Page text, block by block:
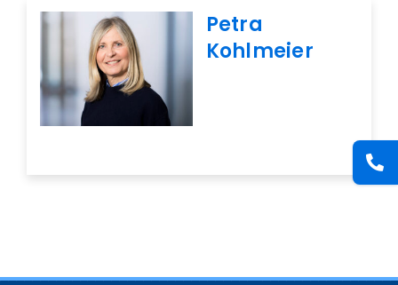
Presse
Kontakt
Petra
Kohlmeier